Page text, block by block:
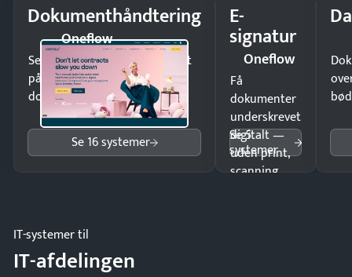
Dokumenthåndtering
Oneflow
Send kontrakter til underskrift
på minutter og mist ingen
dokumenter.
Se 16 systemer
E-
signatur
Oneflow
Få
dokumenter
underskrevet
digitalt —
uden print,
scanning
Se 5
systemer
IT-systemer til
IT-afdelingen